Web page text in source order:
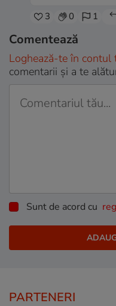
3 0 1
Comentează
Loghează-te în contul
comentarii și a te
Sunt de acord cu
PARTENERI